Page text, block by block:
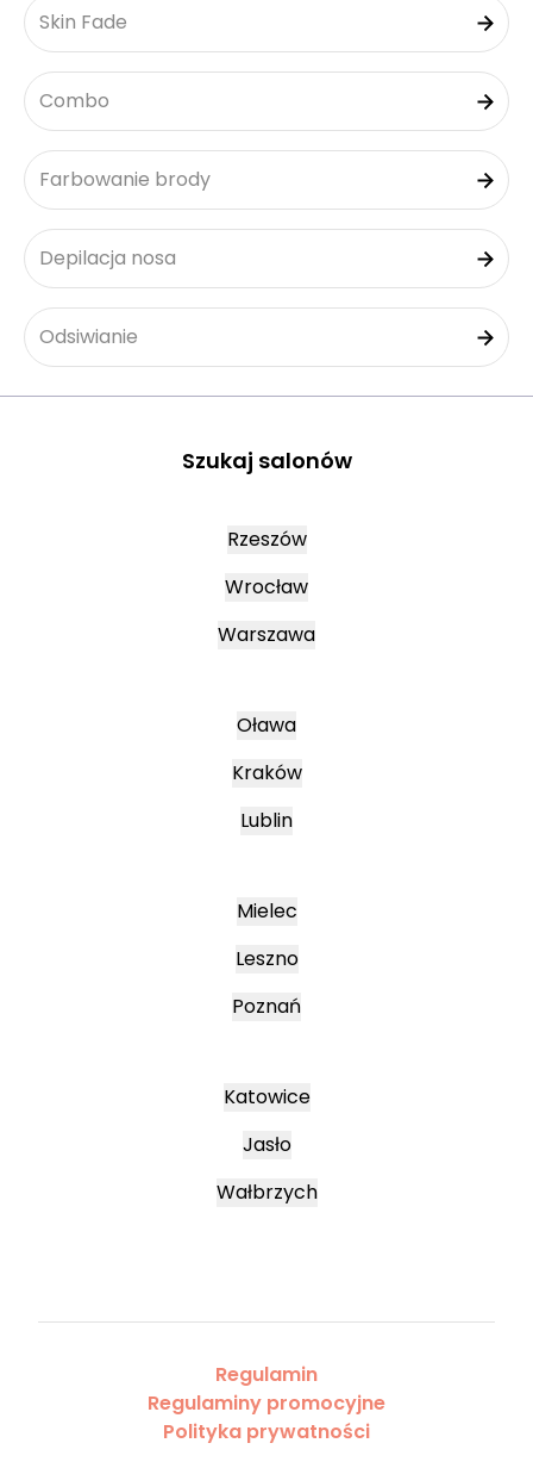
Skin Fade
Combo
Farbowanie brody
Depilacja nosa
Odsiwianie
Szukaj salonów
Rzeszów
Wrocław
Warszawa
Oława
Kraków
Lublin
Mielec
Leszno
Poznań
Katowice
Jasło
Wałbrzych
Regulamin
Regulaminy promocyjne
Polityka prywatności